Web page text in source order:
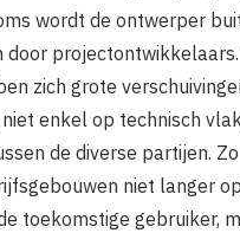
wordt de ontwerper
door
zich grote
enkel op technisch
de diverse partijen.
niet langer
toekomstige gebruiker,